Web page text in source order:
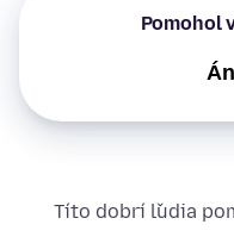
Pomohol
Títo dobrí ľudia